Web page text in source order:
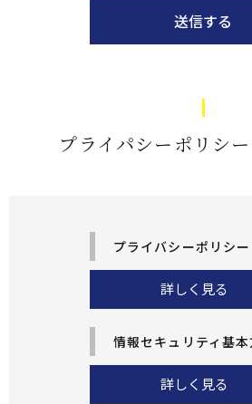
送信する
プライパシーポリシ
プライバシーポリシー
詳しく見る
情報セキュリティ基本
詳しく見る